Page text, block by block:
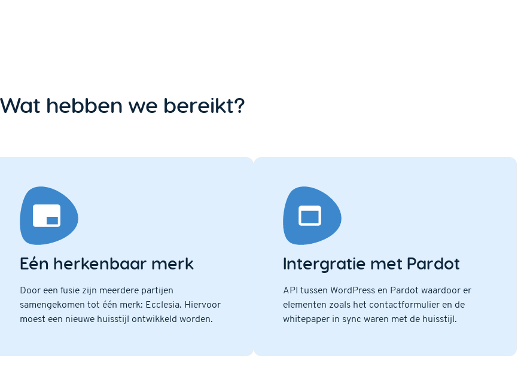
Wat hebben we bereikt?
Eén herkenbaar merk
Door een fusie zijn meerdere partijen
samengekomen tot één merk: Ecclesia. Hiervoor
moest een nieuwe huisstijl ontwikkeld worden.
Intergratie met Pardot
API tussen WordPress en Pardot waardoor er
elementen zoals het contactformulier en de
whitepaper in sync waren met de huisstijl.